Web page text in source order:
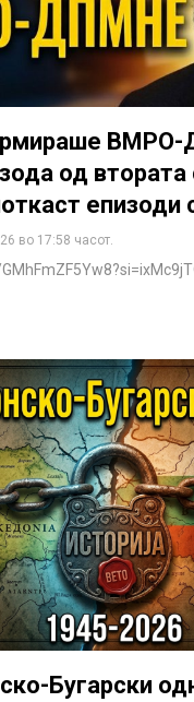
од втората
епизоди
во 17:58 часот.
Бугарски